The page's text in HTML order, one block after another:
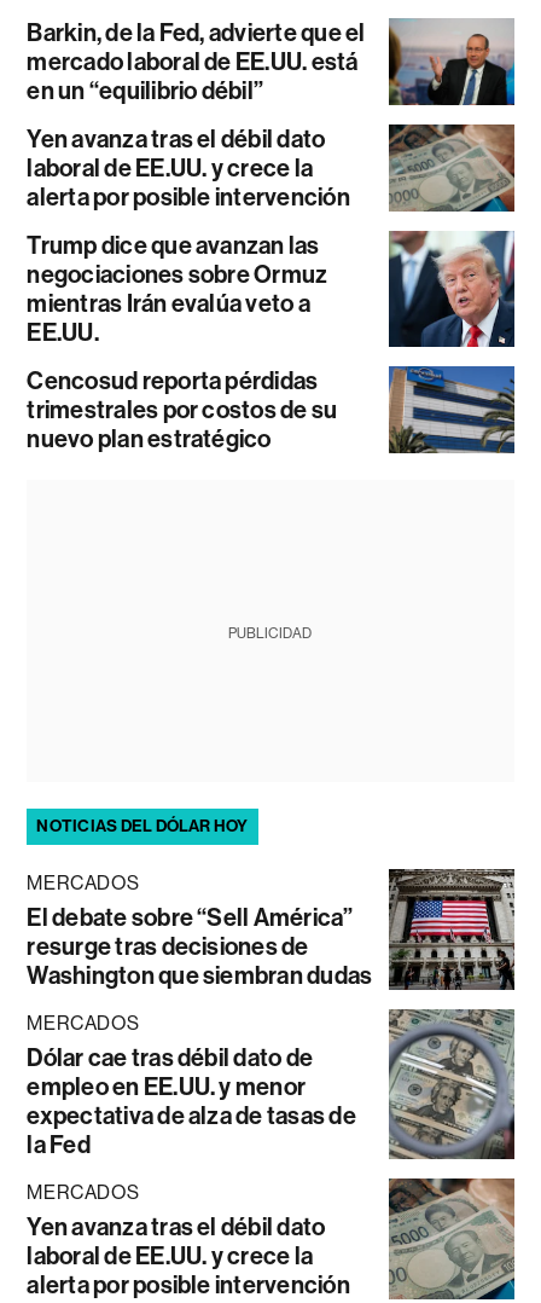
Barkin, de la Fed, advierte que el
mercado laboral de EE.UU. está
en un “equilibrio débil”
Yen avanza tras el débil dato
laboral de EE.UU. y crece la
alerta por posible intervención
Trump dice que avanzan las
negociaciones sobre Ormuz
mientras Irán evalúa veto a
EE.UU.
Cencosud reporta pérdidas
trimestrales por costos de su
nuevo plan estratégico
PUBLICIDAD
NOTICIAS DEL DÓLAR HOY
MERCADOS
El debate sobre “Sell América”
resurge tras decisiones de
Washington que siembran dudas
MERCADOS
Dólar cae tras débil dato de
empleo en EE.UU. y menor
expectativa de alza de tasas de
la Fed
MERCADOS
Yen avanza tras el débil dato
laboral de EE.UU. y crece la
alerta por posible intervención